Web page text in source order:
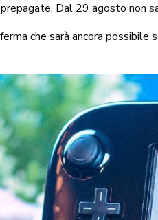
Dal 29 agosto non
che sarà ancora